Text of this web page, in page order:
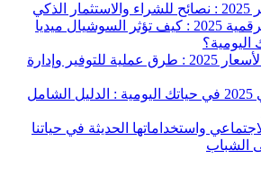
الصحة النفسية الرقمية 2025 : كيف تؤثر السوشيال ميديا
الاقتصاد وارتفاع الأسعار 2025 : طرق عملية للتوفير وإدارة
الذكاء الاصطناعي 2025 في حياتك اليومية : الدليل الشامل
واستخداماتها الحديثة في حياتنا
الشباب